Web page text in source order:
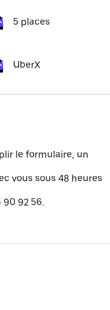
5 places
UberX
le formulaire, un
vous sous 48 heures
90 92 56.